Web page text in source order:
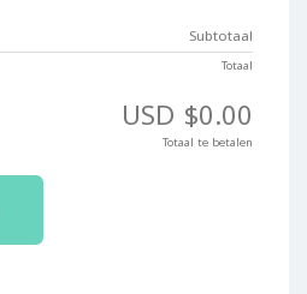
Subtotaal
Totaal
$0.00 USD
Totaal te betalen